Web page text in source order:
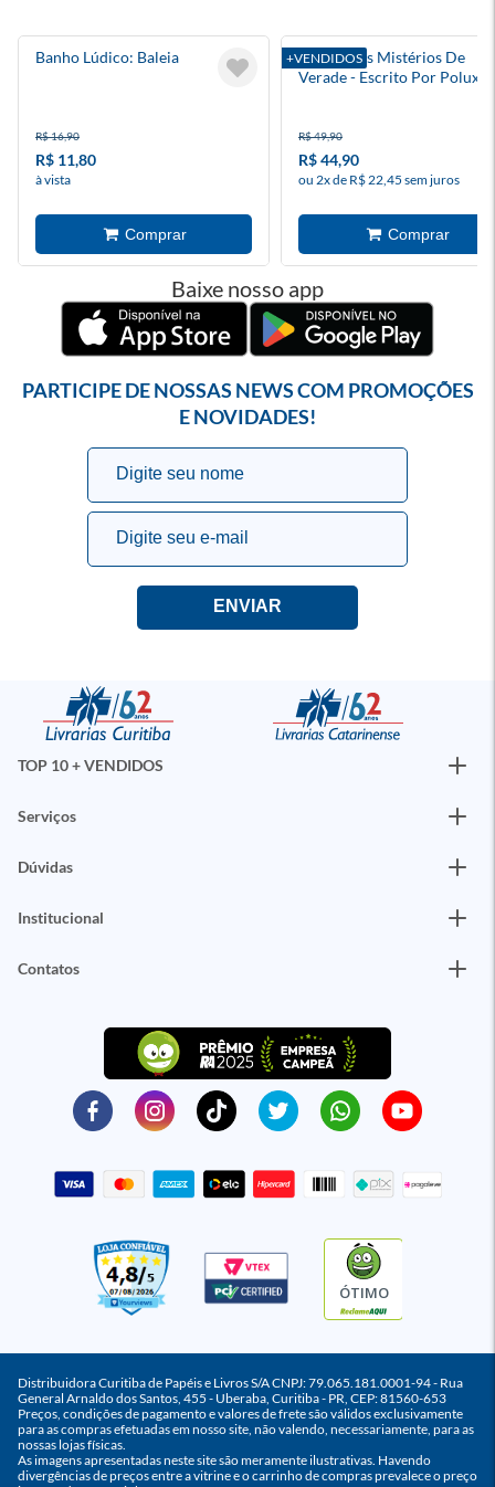
Banho Lúdico: Baleia
R$ 16,90
R$ 11,80
à vista
+VENDIDOS
Diário Dos Mistérios De
Verade - Escrito Por Polux -
R$ 49,90
R$ 44,90
ou 2x de R$ 22,45 sem juros
Baixe nosso app
PARTICIPE DE NOSSAS NEWS COM PROMOÇÕES
E NOVIDADES!
TOP 10 + VENDIDOS
Serviços
Dúvidas
Institucional
Contatos
ÓTIMO
Distribuidora Curitiba de Papéis e Livros S/A CNPJ: 79.065.181.0001-94 - Rua
General Arnaldo dos Santos, 455 - Uberaba, Curitiba - PR, CEP: 81560-653
Preços, condições de pagamento e valores de frete são válidos exclusivamente
para as compras efetuadas em nosso site, não valendo, necessariamente, para as
nossas lojas físicas.
As imagens apresentadas neste site são meramente ilustrativas. Havendo
divergências de preços entre a vitrine e o carrinho de compras prevalece o preço